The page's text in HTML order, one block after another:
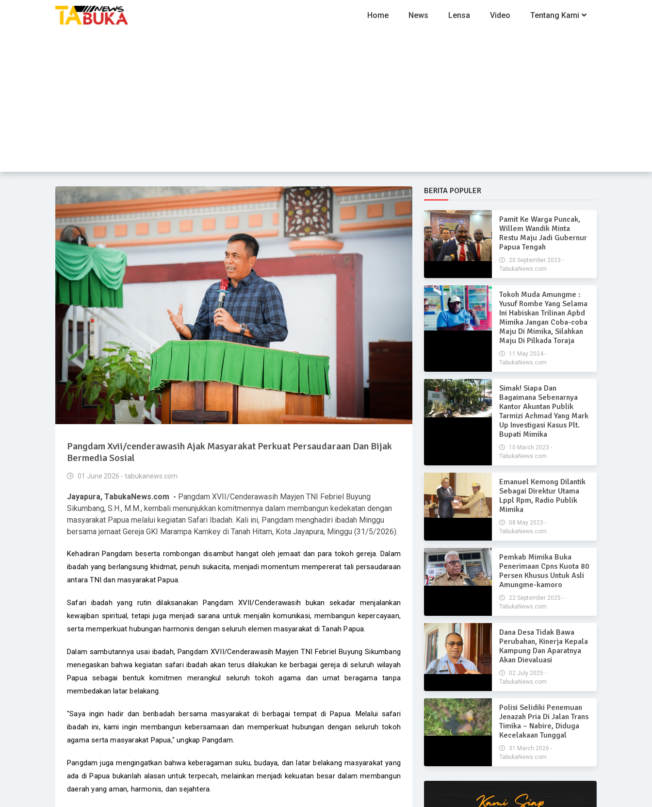
Home News Lensa Video Tentang Kami
Pangdam Xvii/cenderawasih Ajak Masyarakat Perkuat Persaudaraan Dan Bijak
Bermedia Sosial
01 June 2026 - tabukanews.com
Jayapura, TabukaNews.com - Pangdam XVII/Cenderawasih Mayjen TNI Febriel Buyung
Sikumbang, S.H., M.M., kembali menunjukkan komitmennya dalam membangun kedekatan dengan
masyarakat Papua melalui kegiatan Safari Ibadah. Kali ini, Pangdam menghadiri ibadah Minggu
bersama jemaat Gereja GKI Marampa Kamkey di Tanah Hitam, Kota Jayapura, Minggu (31/5/2026).
Kehadiran Pangdam beserta rombongan disambut hangat oleh jemaat dan para tokoh gereja. Dalam
ibadah yang berlangsung khidmat, penuh sukacita, menjadi momentum mempererat tali persaudaraan
antara TNI dan masyarakat Papua.
Safari ibadah yang rutin dilaksanakan Pangdam XVII/Cenderawasih bukan sekadar menjalankan
kewajiban spiritual, tetapi juga menjadi sarana untuk menjalin komunikasi, membangun kepercayaan,
serta memperkuat hubungan harmonis dengan seluruh elemen masyarakat di Tanah Papua.
Dalam sambutannya usai ibadah, Pangdam XVII/Cenderawasih Mayjen TNI Febriel Buyung Sikumbang
menegaskan bahwa kegiatan safari ibadah akan terus dilakukan ke berbagai gereja di seluruh wilayah
Papua sebagai bentuk komitmen merangkul seluruh tokoh agama dan umat beragama tanpa
membedakan latar belakang.
"Saya ingin hadir dan beribadah bersama masyarakat di berbagai tempat di Papua. Melalui safari
ibadah ini, kami ingin membangun kebersamaan dan memperkuat hubungan dengan seluruh tokoh
agama serta masyarakat Papua," ungkap Pangdam.
Pangdam juga mengingatkan bahwa keberagaman suku, budaya, dan latar belakang masyarakat yang
ada di Papua bukanlah alasan untuk terpecah, melainkan menjadi kekuatan besar dalam membangun
daerah yang aman, harmonis, dan sejahtera.
BERITA POPULER
Pamit Ke Warga Puncak,
Willem Wandik Minta
Restu Maju Jadi Gubernur
Papua Tengah
20 September 2023 -
TabukaNews.com
Tokoh Muda Amungme :
Yusuf Rombe Yang Selama
Ini Habiskan Trilinan Apbd
Mimika Jangan Coba-coba
Maju Di Mimika, Silahkan
Maju Di Pilkada Toraja
11 May 2024 -
TabukaNews.com
Simak! Siapa Dan
Bagaimana Sebenarnya
Kantor Akuntan Publik
Tarmizi Achmad Yang Mark
Up Investigasi Kasus Plt.
Bupati Mimika
10 March 2023 -
TabukaNews.com
Emanuel Kemong Dilantik
Sebagai Direktur Utama
Lppl Rpm, Radio Publik
Mimika
08 May 2023 -
TabukaNews.com
Pemkab Mimika Buka
Penerimaan Cpns Kuota 80
Persen Khusus Untuk Asli
Amungme-kamoro
22 September 2025 -
TabukaNews.com
Dana Desa Tidak Bawa
Perubahan, Kinerja Kepala
Kampung Dan Aparatnya
Akan Dievaluasi
02 July 2025 -
TabukaNews.com
Polisi Selidiki Penemuan
Jenazah Pria Di Jalan Trans
Timika – Nabire, Diduga
Kecelakaan Tunggal
31 March 2026 -
TabukaNews.com